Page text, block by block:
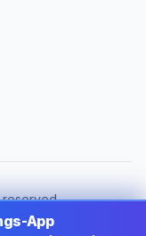
reserved.
App